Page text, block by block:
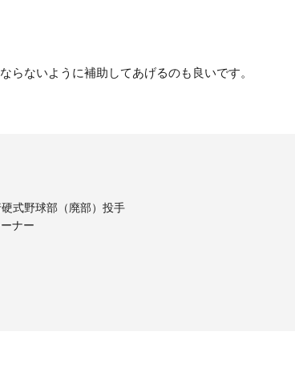
らないように補助してあげるのも良いです。
式野球部（廃部）投手
ナー